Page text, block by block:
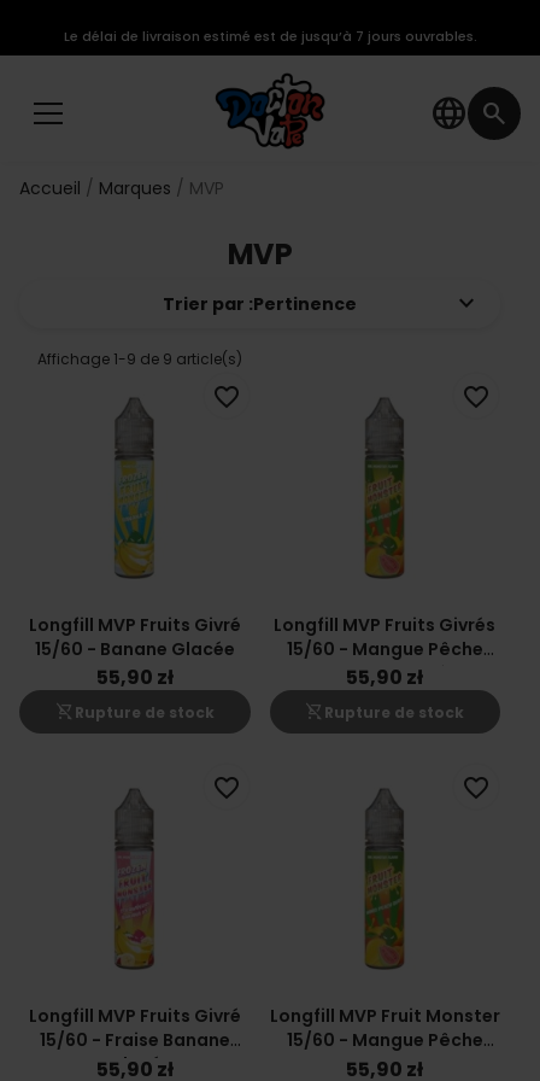
language search
Le délai de livraison estimé est de jusqu’à 7 jours ouvrables.
Accueil Marques MVP
MVP
Trier par :Pertinence keyboard_arrow_down
Affichage 1-9 de 9 article(s)
Longfill MVP Fruits Givré
15/60 - Banane Glacée
55,90 zł
shopping_cart_off Rupture de stock
favorite_border
Longfill MVP Fruits Givrés
15/60 - Mangue Pêche
Goyave Glacé
55,90 zł
shopping_cart_off Rupture de stock
favorite_border
Longfill MVP Fruits Givré
15/60 - Fraise Banane
Glacé
55,90 zł
favorite_border
Longfill MVP Fruit Monster
15/60 - Mangue Pêche
Goyave
55,90 zł
favorite_border